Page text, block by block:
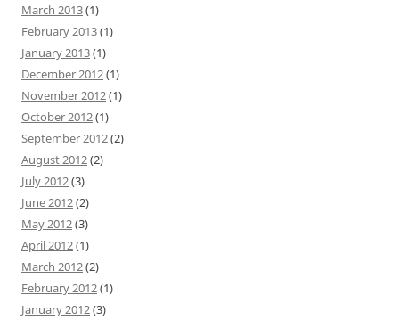
March 2013(1)
February 2013(1)
January 2013(1)
December 2012(1)
November 2012(1)
October 2012(1)
September 2012(2)
August 2012(2)
July 2012(3)
June 2012(2)
May 2012(3)
April 2012(1)
March 2012(2)
February 2012(1)
January 2012(3)